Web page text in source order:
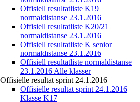
Offisiell resultatliste K19
normaldistanse 23.1.2016
Offisiell resultatliste K20/21
normaldistanse 23.1.2016
Offisiell resultatliste K senior
normaldistanse 23.1.2016
Offisiell resultatliste normaldistanse
23.1.2016 Alle klasser
Offisielle resultat sprint 24.1.2016
Offisielle resultat sprint 24.1.2016
Klasse K17